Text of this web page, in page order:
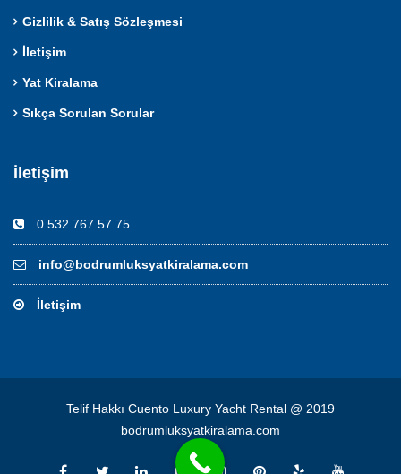
Gizlilik & Satış Sözleşmesi
İletişim
Yat Kiralama
Sıkça Sorulan Sorular
İletişim
0 532 767 57 75
info@bodrumluksyatkiralama.com
İletişim
Telif Hakkı Cuento Luxury Yacht Rental @ 2019
bodrumluksyatkiralama.com